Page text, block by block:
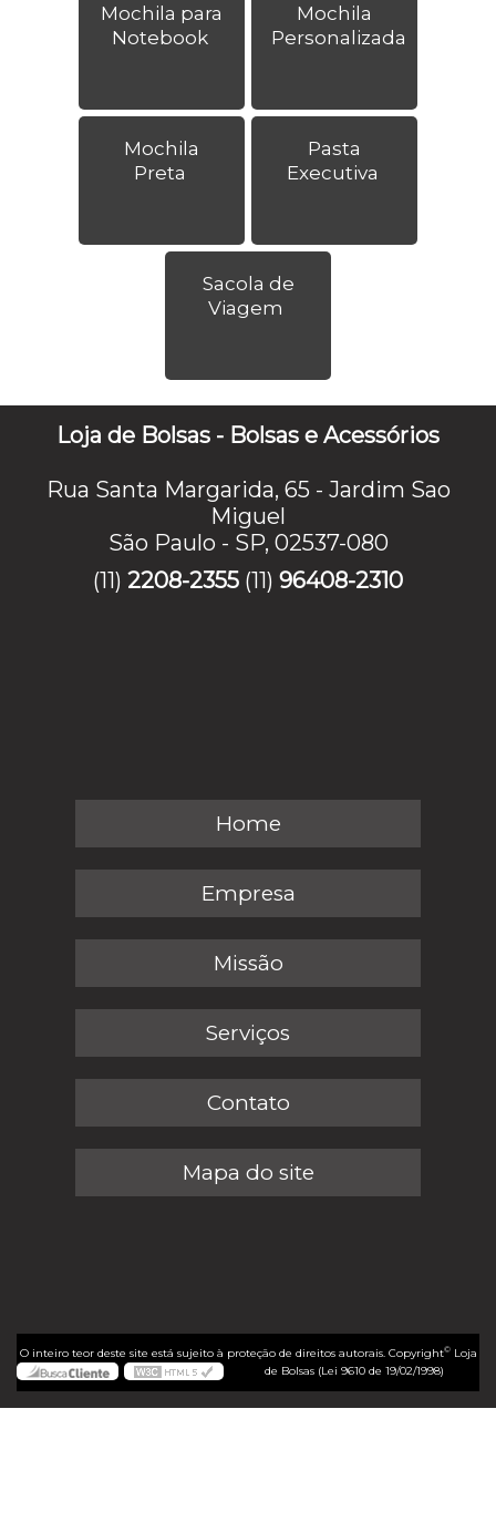
Mochila para
Notebook
Mochila
Personalizada
Mochila
Preta
Pasta
Executiva
Sacola de
Viagem
Loja de Bolsas - Bolsas e Acessórios
Rua Santa Margarida, 65 - Jardim Sao
Miguel
São Paulo - SP, 02537-080
(11) 2208-2355 (11) 96408-2310
Home
Empresa
Missão
Serviços
Contato
Mapa do site
O inteiro teor deste site está sujeito à proteção de direitos autorais. Copyright©Loja
de Bolsas (Lei 9610 de 19/02/1998)